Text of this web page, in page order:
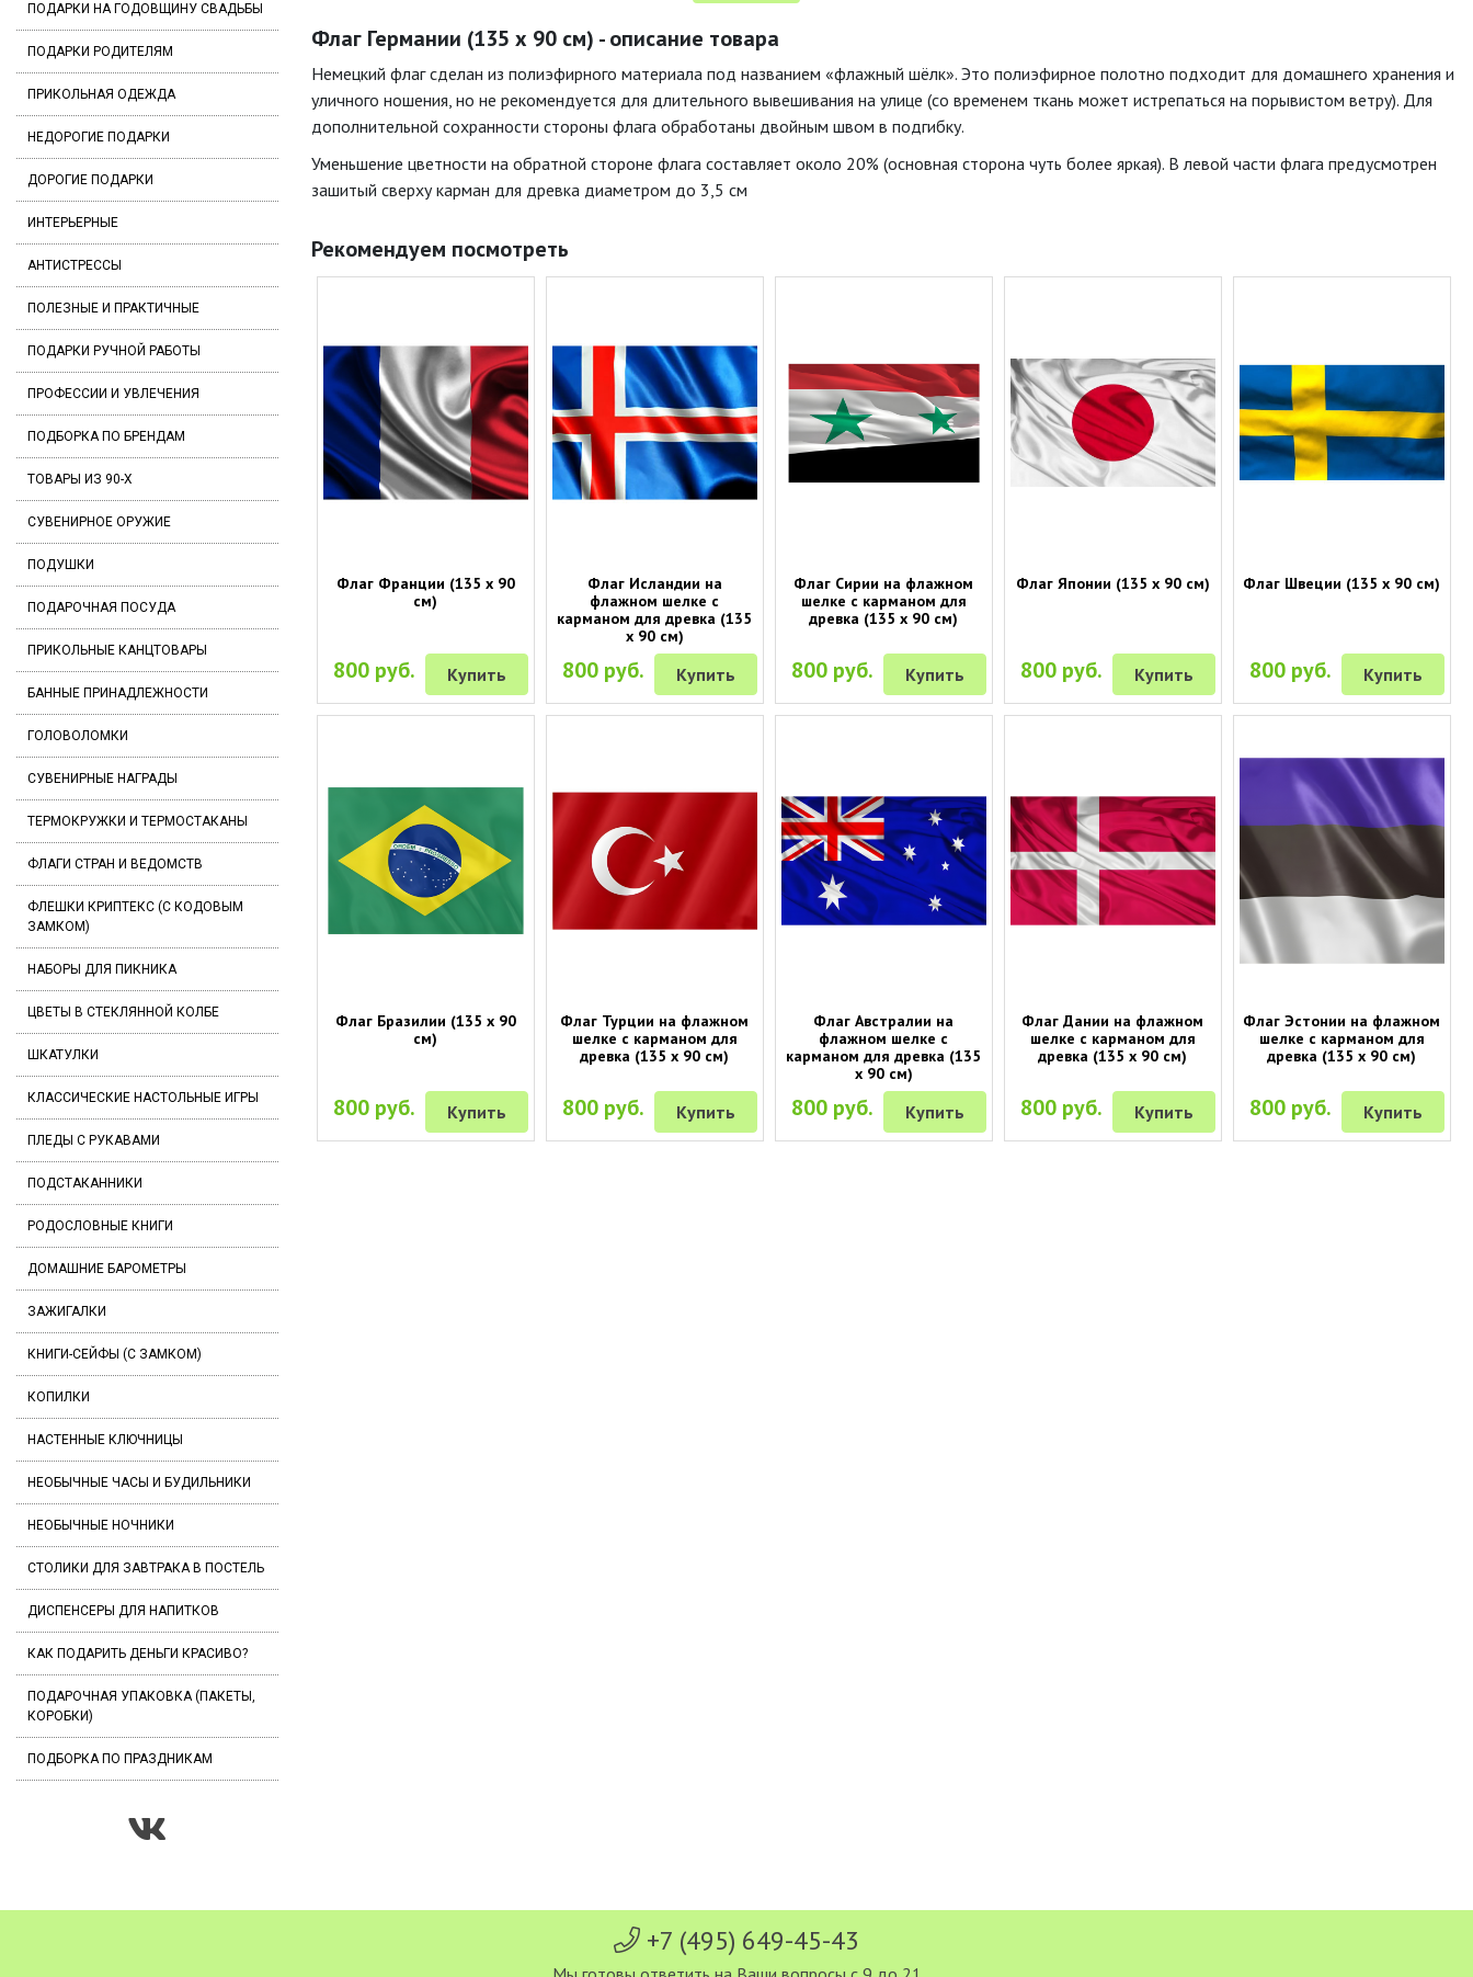
ПОДАРКИ НА ГОДОВЩИНУ СВАДЬБЫ
ПОДАРКИ РОДИТЕЛЯМ
ПРИКОЛЬНАЯ ОДЕЖДА
НЕДОРОГИЕ ПОДАРКИ
ДОРОГИЕ ПОДАРКИ
ИНТЕРЬЕРНЫЕ
АНТИСТРЕССЫ
ПОЛЕЗНЫЕ И ПРАКТИЧНЫЕ
ПОДАРКИ РУЧНОЙ РАБОТЫ
ПРОФЕССИИ И УВЛЕЧЕНИЯ
ПОДБОРКА ПО БРЕНДАМ
ТОВАРЫ ИЗ 90-Х
СУВЕНИРНОЕ ОРУЖИЕ
ПОДУШКИ
ПОДАРОЧНАЯ ПОСУДА
ПРИКОЛЬНЫЕ КАНЦТОВАРЫ
БАННЫЕ ПРИНАДЛЕЖНОСТИ
ГОЛОВОЛОМКИ
СУВЕНИРНЫЕ НАГРАДЫ
ТЕРМОКРУЖКИ И ТЕРМОСТАКАНЫ
ФЛАГИ СТРАН И ВЕДОМСТВ
ФЛЕШКИ КРИПТЕКС (С КОДОВЫМ
ЗАМКОМ)
НАБОРЫ ДЛЯ ПИКНИКА
ЦВЕТЫ В СТЕКЛЯННОЙ КОЛБЕ
ШКАТУЛКИ
КЛАССИЧЕСКИЕ НАСТОЛЬНЫЕ ИГРЫ
ПЛЕДЫ С РУКАВАМИ
ПОДСТАКАННИКИ
РОДОСЛОВНЫЕ КНИГИ
ДОМАШНИЕ БАРОМЕТРЫ
ЗАЖИГАЛКИ
КНИГИ-СЕЙФЫ (С ЗАМКОМ)
КОПИЛКИ
НАСТЕННЫЕ КЛЮЧНИЦЫ
НЕОБЫЧНЫЕ ЧАСЫ И БУДИЛЬНИКИ
НЕОБЫЧНЫЕ НОЧНИКИ
СТОЛИКИ ДЛЯ ЗАВТРАКА В ПОСТЕЛЬ
ДИСПЕНСЕРЫ ДЛЯ НАПИТКОВ
КАК ПОДАРИТЬ ДЕНЬГИ КРАСИВО?
ПОДАРОЧНАЯ УПАКОВКА (ПАКЕТЫ,
КОРОБКИ)
ПОДБОРКА ПО ПРАЗДНИКАМ
Флаг Германии (135 х 90 см) - описание товара
Немецкий флаг сделан из полиэфирного материала под названием «флажный шёлк». Это полиэфирное полотно подходит для домашнего хранения и
уличного ношения, но не рекомендуется для длительного вывешивания на улице (со временем ткань может истрепаться на порывистом ветру). Для
дополнительной сохранности стороны флага обработаны двойным швом в подгибку.
Уменьшение цветности на обратной стороне флага составляет около 20% (основная сторона чуть более яркая). В левой части флага предусмотрен
зашитый сверху карман для древка диаметром до 3,5 см
Рекомендуем посмотреть
Флаг Франции (135 х 90
см)
800 руб. Купить
Флаг Исландии на
флажном шелке с
карманом для древка (135
х 90 см)
800 руб. Купить
Флаг Сирии на флажном
шелке с карманом для
древка (135 х 90 см)
800 руб. Купить
Флаг Японии (135 х 90 см)
800 руб. Купить
Флаг Швеции (135 х 90 см)
800 руб. Купить
Флаг Бразилии (135 х 90
см)
800 руб. Купить
Флаг Турции на флажном
шелке с карманом для
древка (135 х 90 см)
800 руб. Купить
Флаг Австралии на
флажном шелке с
карманом для древка (135
х 90 см)
800 руб. Купить
Флаг Дании на флажном
шелке с карманом для
древка (135 х 90 см)
800 руб. Купить
Флаг Эстонии на флажном
шелке с карманом для
древка (135 х 90 см)
800 руб. Купить
+7 (495) 649-45-43